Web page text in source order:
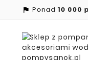
 Ponad 10 000